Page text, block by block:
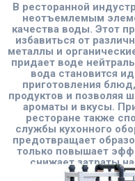
В ресторанной
неотъемлемым
качества воды. Этот
избавиться от
металлы и
придает воде
вода становится
приготовления
продуктов и позволяя
ароматы и вкусы.
ресторане также
службы кухонного
предотвращает
только повышает
снижает затраты